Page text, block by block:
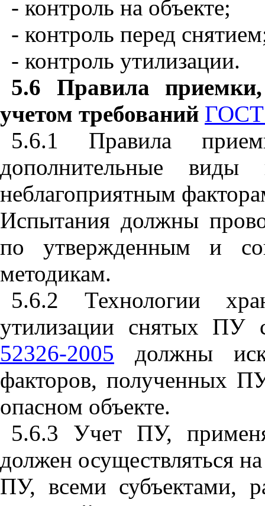
- контроль на объекте;
- контроль перед
- контроль утилизации.
5.6 Правила
учетом требований ГОСТ
5.6.1 Правила
дополнительные
неблагоприятным
Испытания должны
по утвержденным и
методикам.
5.6.2 Технологии
утилизации снятых ПУ
52326-2005 должны
факторов, полученных
опасном объекте.
5.6.3 Учет ПУ,
должен осуществляться
ПУ, всеми субъектами,